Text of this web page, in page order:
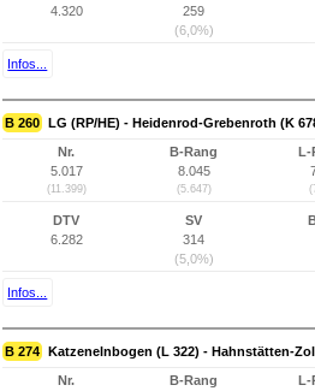
4.320
259
(6,0%)
Infos...
B 260 LG (RP/HE) - Heidenrod-Grebenroth (K
Nr.
5.017
(11.399)
B-Rang
8.045
(5.647)
DTV
6.282
SV
314
(5,0%)
Infos...
B 274 Katzenelnbogen (L 322) - Hahnstätten-
Nr.
B-Rang